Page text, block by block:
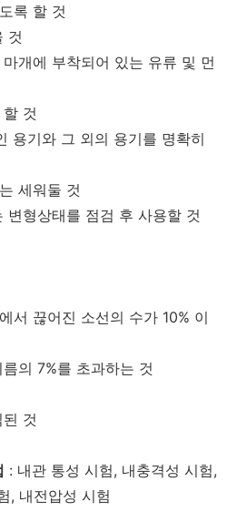
록 할 것
것
개에 부착되어 있는 유류 및 먼
것
용기와 그 외의 용기를 명확히
세워둘 것
형상태를 점검 후 사용할 것
서 끊어진 소선의 수가 10% 이
의 7%를 초과하는 것
것
: 내관 통성 시험, 내충격성 시험,
, 내전압성 시험